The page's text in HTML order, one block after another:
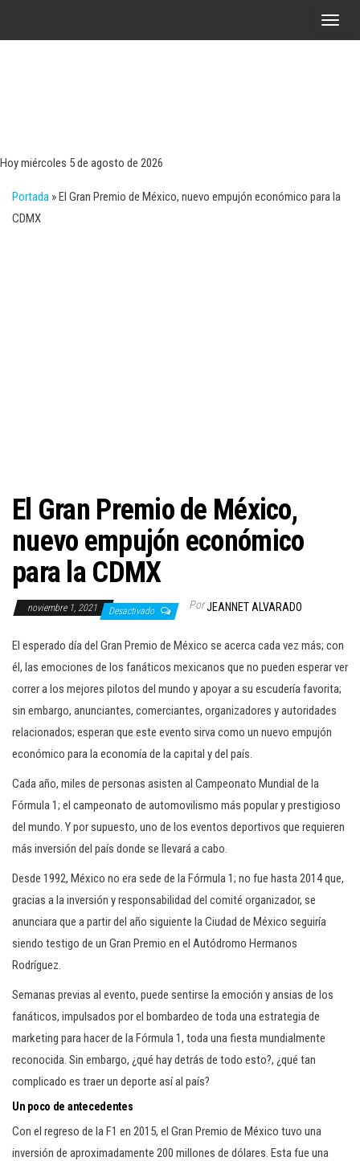
A
l
Hoy miércoles 5 de agosto de 2026
Portada »El Gran Premio de México, nuevo empujón económico para la
CDMX
El Gran Premio de México,
nuevo empujón económico
para la CDMX
noviembre 1, 2021 Desactivado PorJEANNET ALVARADO
El esperado día del Gran Premio de México se acerca cada vez más; con
él, las emociones de los fanáticos mexicanos que no pueden esperar ver
correr a los mejores pilotos del mundo y apoyar a su escudería favorita;
sin embargo, anunciantes, comerciantes, organizadores y autoridades
relacionados; esperan que este evento sirva como un nuevo empujón
económico para la economía de la capital y del país.
Cada año, miles de personas asisten al Campeonato Mundial de la
Fórmula 1; el campeonato de automovilismo más popular y prestigioso
del mundo. Y por supuesto, uno de los eventos deportivos que requieren
más inversión del país donde se llevará a cabo.
Desde 1992, México no era sede de la Fórmula 1; no fue hasta 2014 que,
gracias a la inversión y responsabilidad del comité organizador, se
anunciara que a partir del año siguiente la Ciudad de México seguiría
siendo testigo de un Gran Premio en el Autódromo Hermanos
Rodríguez.
Semanas previas al evento, puede sentirse la emoción y ansias de los
fanáticos, impulsados por el bombardeo de toda una estrategia de
marketing para hacer de la Fórmula 1, toda una fiesta mundialmente
reconocida. Sin embargo, ¿qué hay detrás de todo esto?, ¿qué tan
complicado es traer un deporte así al país?
Un poco de antecedentes
Con el regreso de la F1 en 2015, el Gran Premio de México tuvo una
inversión de aproximadamente 200 millones de dólares. Esta fue una